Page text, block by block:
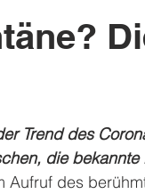
Trend des
die
Aufruf des